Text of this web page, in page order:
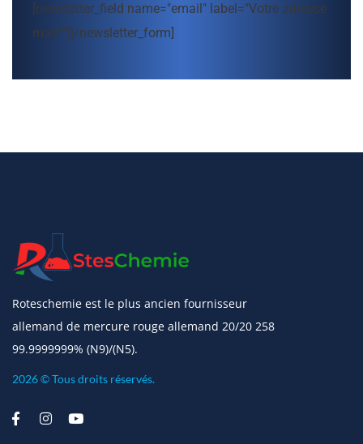
[newsletter_field name="email" label="Votre adresse
mail*"][/newsletter_form]
Roteschemie est le plus ancien fournisseur
allemand de mercure rouge allemand 20/20 258
99.9999999% (N9)/(N5).
2026 © Tous droits réservés.